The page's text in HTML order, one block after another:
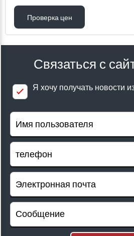
Проверка цен
Проверка цен
Связаться с
Я хочу получать новости